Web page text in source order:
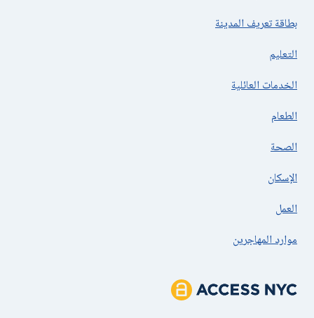
بطاقة تعريف المدينة
التعليم
الخدمات العائلية
الطعام
الصحة
الإسكان
العمل
موارد المهاجرين
عن ACCESS NYC